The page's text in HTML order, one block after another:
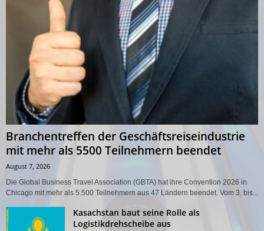
Branchentreffen der Geschäftsreiseindustrie
mit mehr als 5500 Teilnehmern beendet
August 7, 2026
Die Global Business Travel Association (GBTA) hat ihre Convention 2026 in
Chicago mit mehr als 5.500 Teilnehmern aus 47 Ländern beendet. Vom 3. bis...
Kasachstan baut seine Rolle als
Logistikdrehscheibe aus